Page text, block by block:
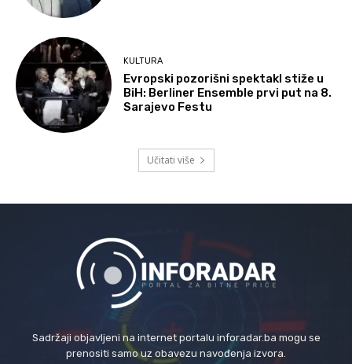
KULTURA
Evropski pozorišni spektakl stiže u
BiH: Berliner Ensemble prvi put na 8.
Sarajevo Festu
Učitati više
Sadržaji objavljeni na internet portalu inforadar.ba mogu se
prenositi samo uz obavezu navođenja izvora.